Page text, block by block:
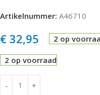
Artikelnummer: A46710
€ 32,95 2 op
2 op voorraad